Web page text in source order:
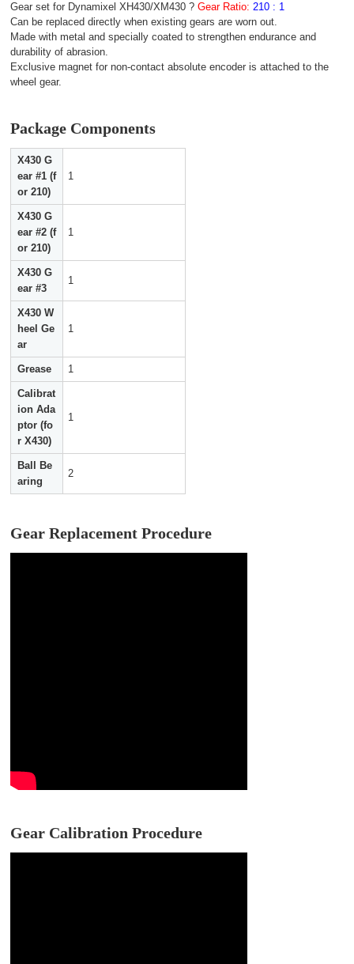
Gear set for Dynamixel XH430/XM430 ? Gear Ratio: 210 : 1
Can be replaced directly when existing gears are worn out.
Made with metal and specially coated to strengthen endurance and
durability of abrasion.
Exclusive magnet for non-contact absolute encoder is attached to the
wheel gear.
Package Components
X430 G
ear #1 (f
or 210)
1
X430 G
ear #2 (f
or 210)
1
X430 G
ear #3
1
X430 W
heel Ge
ar
1
Grease 1
Calibrat
ion Ada
ptor (fo
r X430)
1
Ball Be
aring
2
Gear Replacement Procedure
Gear Calibration Procedure